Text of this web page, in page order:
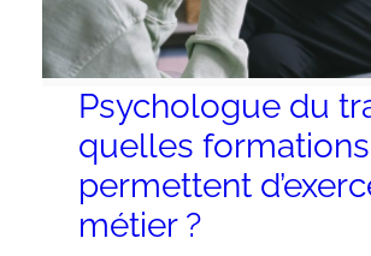
Psychologue du
quelles formations
permettent
métier ?